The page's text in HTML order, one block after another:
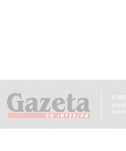
A